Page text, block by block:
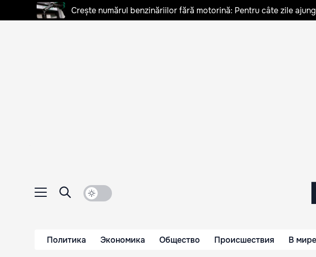
Crește numărul benzinăriilor fără motorină: Pentru câte zile
Политика Экономика Общество Происшествия В мире